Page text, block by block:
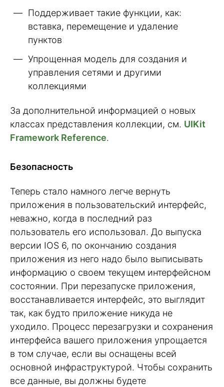
Поддерживает такие функции, как:
вставка, перемещение и удаление
пунктов
Упрощенная модель для создания и
управления сетями и другими
коллекциями
За дополнительной информацией о новых
классах представления коллекции, см. UIKit
Framework Reference.
Безопасность
Теперь стало намного легче вернуть
приложения в пользовательский интерфейс,
неважно, когда в последний раз
пользователь его использовал. До выпуска
версии IOS 6, по окончанию создания
приложения из него надо было выписывать
информацию о своем текущем интерфейсном
состоянии. При перезапуске приложения,
восстанавливается интерфейс, это выглядит
так, как будто приложение никуда не
уходило. Процесс перезагрузки и сохранения
интерфейса вашего приложения упрощается
в том случае, если вы оснащены всей
основной инфраструктурой. Чтобы сохранить
все данные, вы должны будете